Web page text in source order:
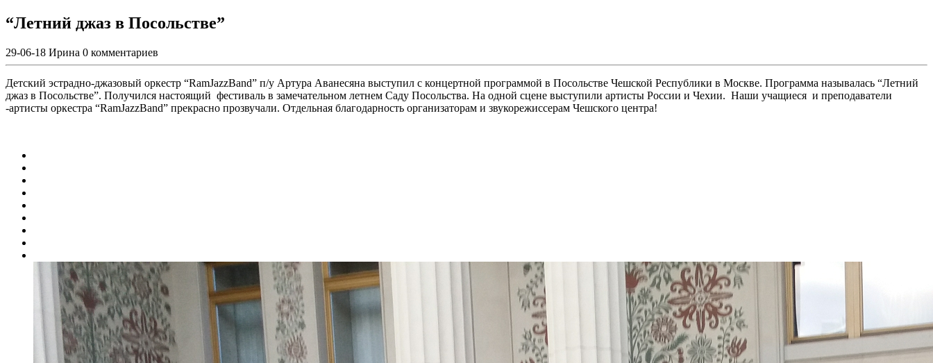
“Летний джаз в Посольстве”
29-06-18 Ирина 0 комментариев
Детский эстрадно-джазовый оркестр “RamJazzBand” п/у Артура Аванесяна выступил с концертной программой в Посольстве Чешской Республики в Москве. Программа называлась “Летний
джаз в Посольстве”. Получился настоящий фестиваль в замечательном летнем Саду Посольства. На одной сцене выступили артисты России и Чехии. Наши учащиеся и преподаватели
-артисты оркестра “RamJazzBand” прекрасно прозвучали. Отдельная благодарность организаторам и звукорежиссерам Чешского центра!